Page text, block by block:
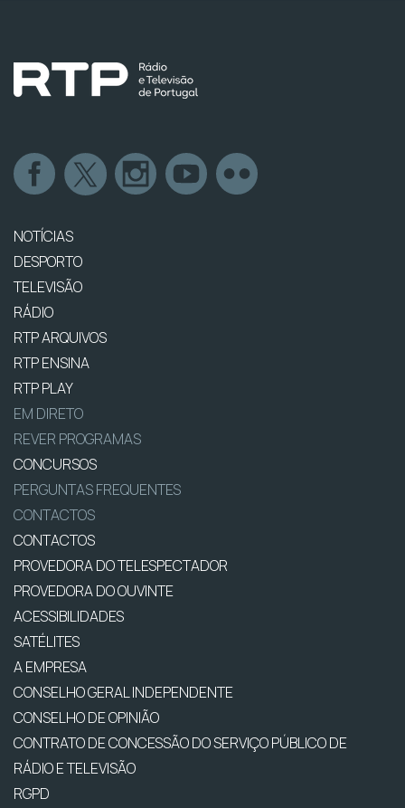
NOTÍCIAS
DESPORTO
TELEVISÃO
RÁDIO
RTP ARQUIVOS
RTP ENSINA
RTP PLAY
EM DIRETO
REVER PROGRAMAS
CONCURSOS
PERGUNTAS FREQUENTES
CONTACTOS
CONTACTOS
PROVEDORA DO TELESPECTADOR
PROVEDORA DO OUVINTE
ACESSIBILIDADES
SATÉLITES
A EMPRESA
CONSELHO GERAL INDEPENDENTE
CONSELHO DE OPINIÃO
CONTRATO DE CONCESSÃO DO SERVIÇO PÚBLICO DE
RÁDIO E TELEVISÃO
RGPD